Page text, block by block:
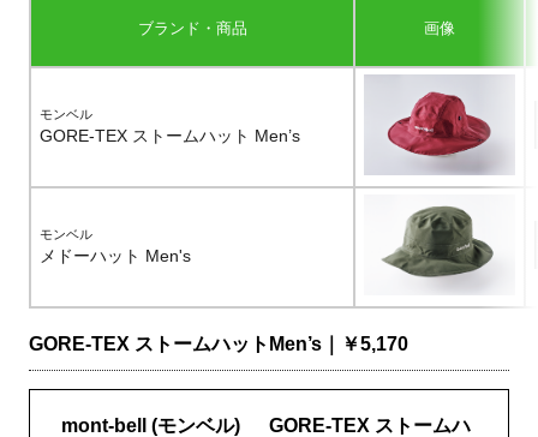
ブランド・商品 画像
モンベル
GORE-TEX ストームハット Men’s
モンベル
メドーハット Men's
GORE-TEX ストームハットMen’s｜￥5,170
mont-bell (モンベル) GORE-TEX ストームハ